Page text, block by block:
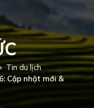
Tin du lịch
Cập nhật mới &